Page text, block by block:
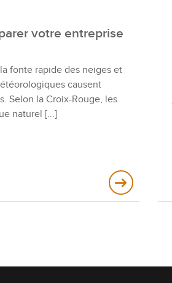
votre entreprise
fonte rapide des neiges et
causent
Selon la Croix-Rouge, les
naturel